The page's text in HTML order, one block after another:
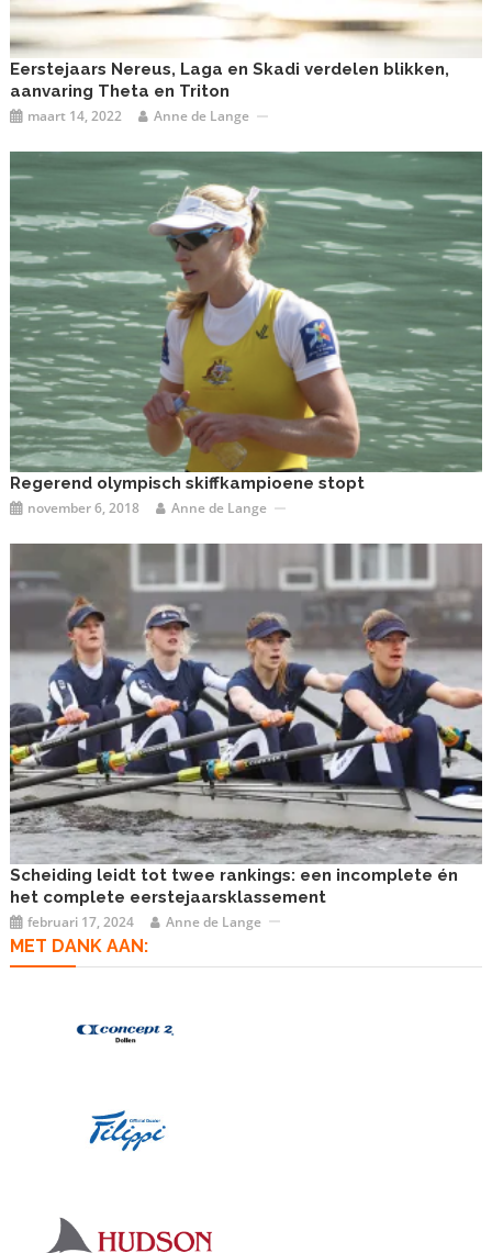
Eerstejaars Nereus, Laga en Skadi verdelen blikken,
aanvaring Theta en Triton
maart 14, 2022 Anne de Lange
Regerend olympisch skiffkampioene stopt
november 6, 2018 Anne de Lange
Scheiding leidt tot twee rankings: een incomplete én
het complete eerstejaarsklassement
februari 17, 2024 Anne de Lange
MET DANK AAN: